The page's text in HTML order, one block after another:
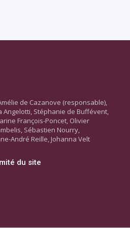
de Cazanove (responsable),
Angelotti, Stéphanie de Buffévent,
François-Poncet, Olivier
Sébastien Nourry,
André Reille, Johanna Velt
du site